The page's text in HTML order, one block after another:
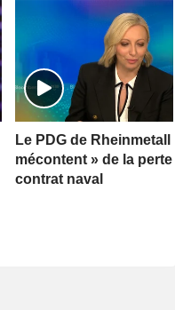
Le PDG de
mécontent » de la
contrat naval